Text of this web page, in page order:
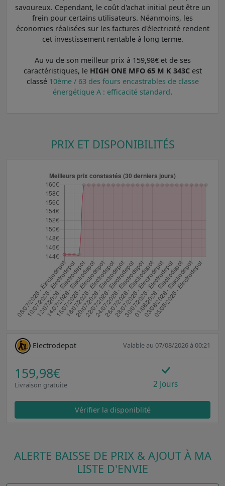
savoureux. Cependant, le coût d'achat initial peut être un
frein pour certains utilisateurs. Néanmoins, les
économies réalisées sur les factures d'électricité rendent
cet investissement rentable à long terme.
Au vu de son meilleur prix à 159,98€ et de ses
caractéristiques, le HIGH ONE MFO 65 M K 343Cest
classé 10ème / 63 des fours encastrables de classe
énergétique A : efficacité standard.
PRIX ET DISPONIBILITÉS
Electrodepot Valable au 07/08/2026 à 00:21
159,98€
Livraison gratuite 2 Jours
Vérifier la disponiblité
ALERTE BAISSE DE PRIX & AJOUT À MA
LISTE D'ENVIE